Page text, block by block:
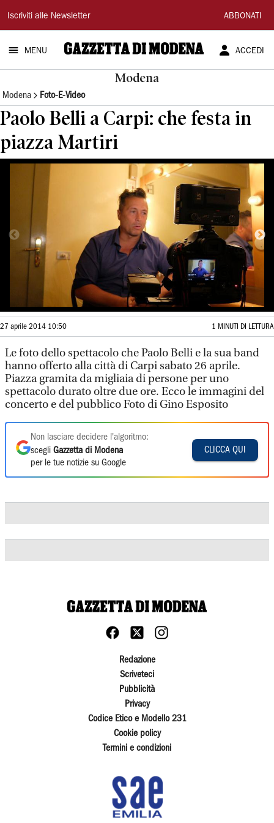
Gazzetta
di
Modena
Iscriviti alle Newsletter ABBONATI
MENU ACCEDI
Modena
Modena Foto-E-Video
Paolo Belli a Carpi: che festa in
piazza Martiri
27 aprile 2014 10:50 1 MINUTI DI LETTURA
Le foto dello spettacolo che Paolo Belli e la sua band
hanno offerto alla città di Carpi sabato 26 aprile.
Piazza gramita da migliaia di persone per uno
spettacolo durato oltre due ore. Ecco le immagini del
concerto e del pubblico Foto di Gino Esposito
Non lasciare decidere l'algoritmo:
scegli Gazzetta di Modena
per le tue notizie su Google
CLICCA QUI
Redazione
Scriveteci
Pubblicità
Privacy
Codice Etico e Modello 231
Cookie policy
Termini e condizioni